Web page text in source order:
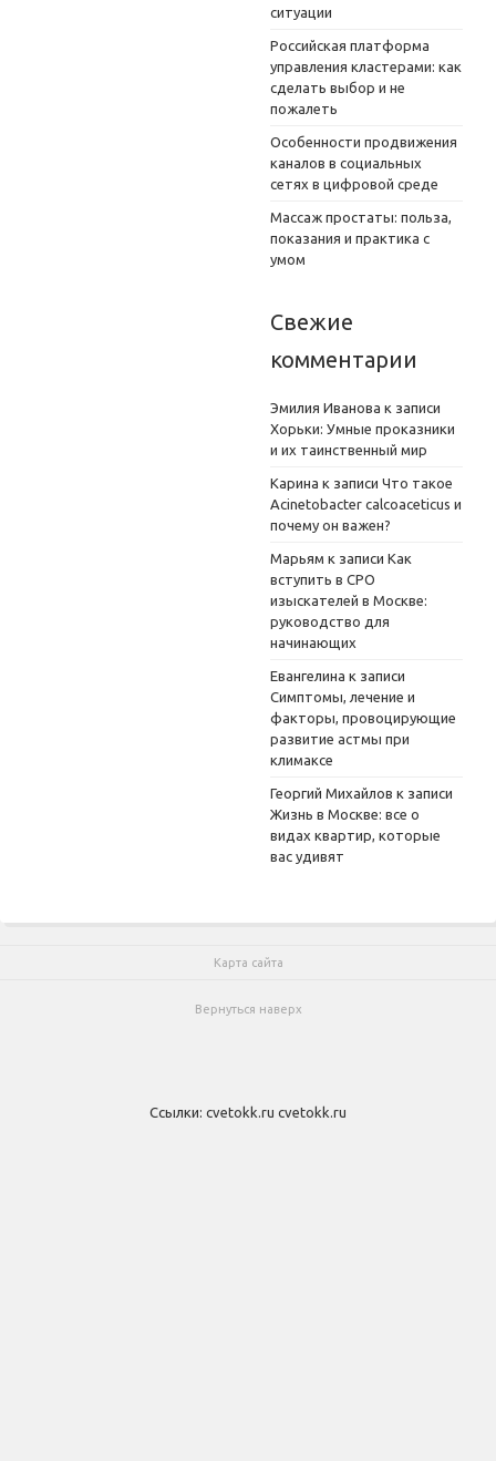
ситуации
Российская платформа
управления кластерами: как
сделать выбор и не
пожалеть
Особенности продвижения
каналов в социальных
сетях в цифровой среде
Массаж простаты: польза,
показания и практика с
умом
Свежие
комментарии
Эмилия Иванова к записи
Хорьки: Умные проказники
и их таинственный мир
Карина к записи Что такое
Acinetobacter calcoaceticus и
почему он важен?
Марьям к записи Как
вступить в СРО
изыскателей в Москве:
руководство для
начинающих
Евангелина к записи
Симптомы, лечение и
факторы, провоцирующие
развитие астмы при
климаксе
Георгий Михайлов к записи
Жизнь в Москве: все о
видах квартир, которые
вас удивят
Карта сайта
Вернуться наверх
Ссылки: cvetokk.ru cvetokk.ru